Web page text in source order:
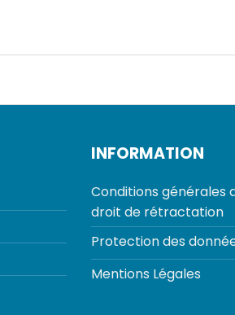
INFORMATION
Conditions générales
droit de rétractation
Protection des
Mentions Légales